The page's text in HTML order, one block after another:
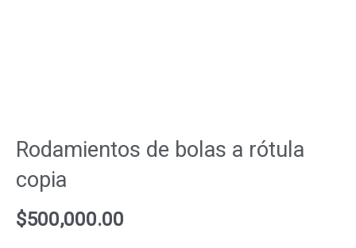
Rodamientos de bolas a rótula
copia
$500,000.00